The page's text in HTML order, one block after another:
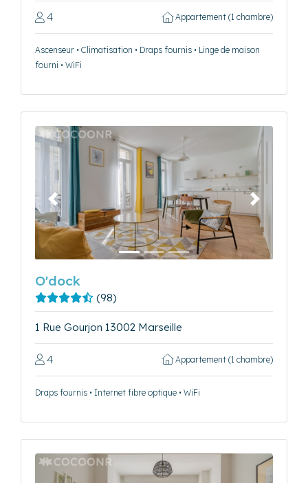
4 Appartement (1 chambre)
Ascenseur • Climatisation • Draps fournis • Linge de maison
fourni • WiFi
Précédent Suivant
O'dock
(98)
1 Rue Gourjon 13002 Marseille
4 Appartement (1 chambre)
Draps fournis • Internet fibre optique • WiFi